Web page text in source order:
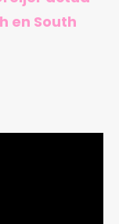
en South